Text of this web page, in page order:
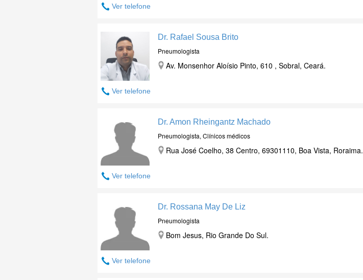
Ver telefone
Ver telefone
Dr. Rafael Sousa Brito
Pneumologista
Av. Monsenhor Aloísio Pinto, 610 , Sobral, Ceará.
Ver telefone
Dr. Amon Rheingantz Machado
Pneumologista, Clínicos médicos
Rua José Coelho, 38 Centro, 69301110, Boa Vista, Roraima.
Ver telefone
Dr. Rossana May De Liz
Pneumologista
Bom Jesus, Rio Grande Do Sul.